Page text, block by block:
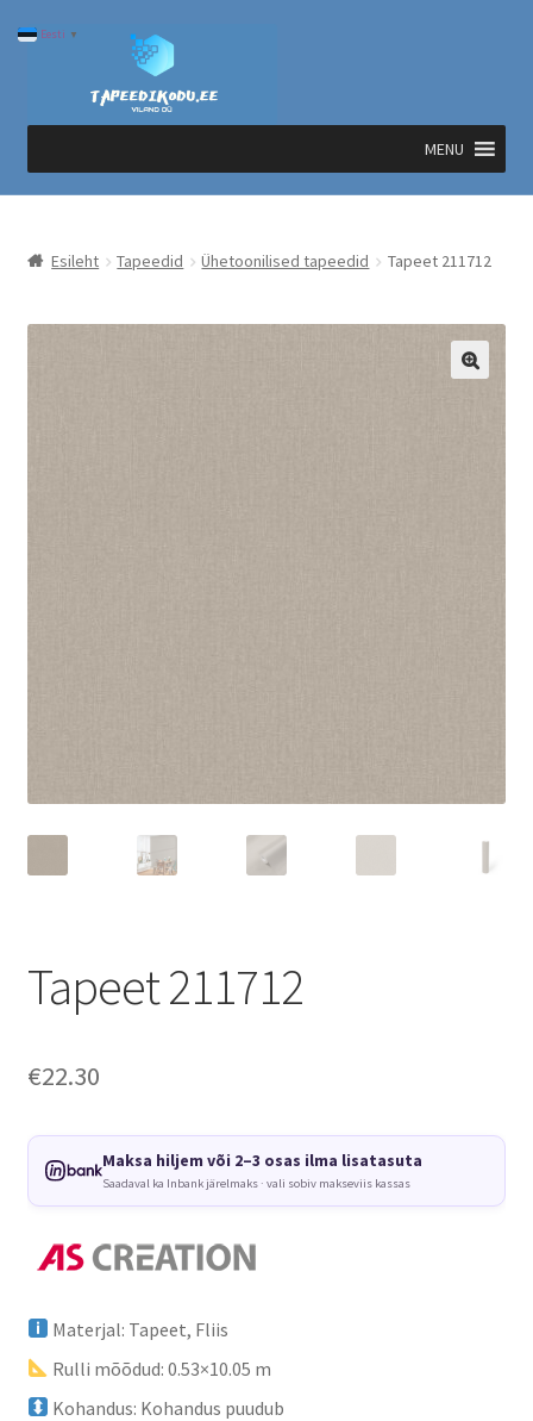
Liigu
navigeerimisele
Liigu
MENU
Esileht Tapeedid Ühetoonilised tapeedid Tapeet 211712
Tapeet 211712
€22.30
Maksa hiljem või 2–3 osas ilma lisatasuta
Saadaval ka Inbank järelmaks · vali sobiv makseviis kassas
Materjal: Tapeet, Fliis
Rulli mõõdud: 0.53×10.05 m
Kohandus: Kohandus puudub
Eesti ▼